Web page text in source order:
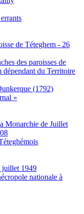
de Téteghem - 26
des paroisses de
du Territoire
(1792)
»
Monarchie de Juillet
juillet 1949
nationale à